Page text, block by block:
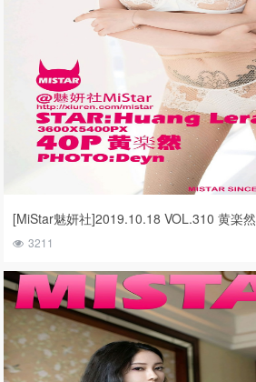
[MiStar魅妍社]2019.10.18 VOL.310 黄楽然
3211